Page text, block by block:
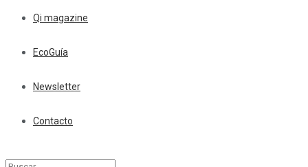
Qi magazine
EcoGuía
Newsletter
Contacto